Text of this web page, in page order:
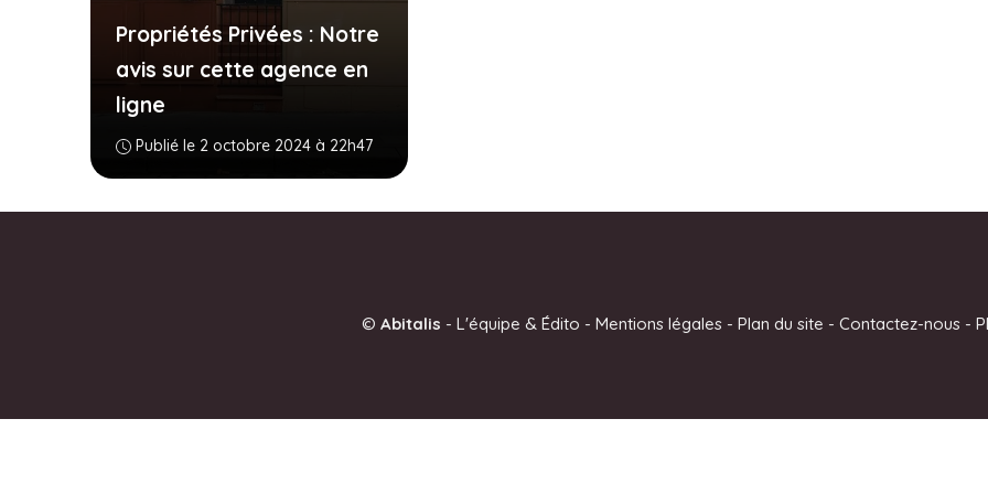
Propriétés Privées : Notre
avis sur cette agence en
ligne
Publié le 2 octobre 2024 à 22h47
© Abitalis - L'équipe & Édito - Mentions légales- Plan du site - Contactez-nous-